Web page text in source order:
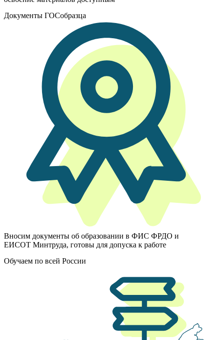
Документы ГОСобразца
Вносим документы об образовании в ФИС ФРДО и
ЕИСОТ Минтруда, готовы для допуска к работе
Обучаем по всей России